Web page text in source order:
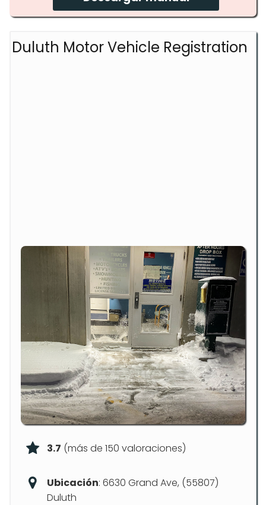
Duluth Motor Vehicle Registration
3.7 (más de 150 valoraciones)
Ubicación: 6630 Grand Ave, (55807)
Duluth